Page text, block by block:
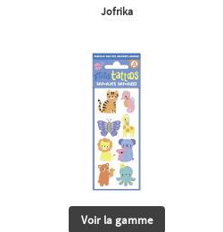
Jofrika
Voir la gamme